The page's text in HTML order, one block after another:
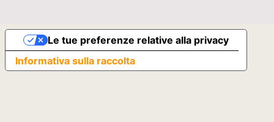
Informativa sulla raccolta
Le tue preferenze relative alla privacy